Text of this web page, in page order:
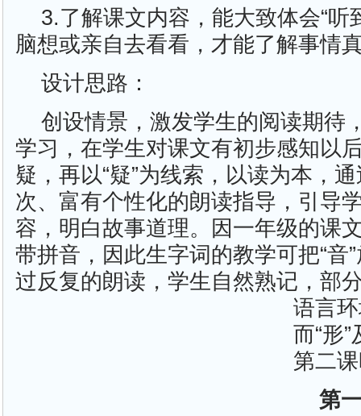
3.了解课文内容，能大致体会“听
脑想或亲自去看看，才能了解事情
设计思路：
创设情景，激发学生的阅读期待
学习，在学生对课文有初步感知以
疑，再以“疑”为线索，以读为本，
次、富有个性化的朗读指导，引导
容，明白故事道理。因一年级的课
带拼音，因此生字词的教学可把“音
过反复的朗读，学生自然熟记，部
语言
而“形
第二
第